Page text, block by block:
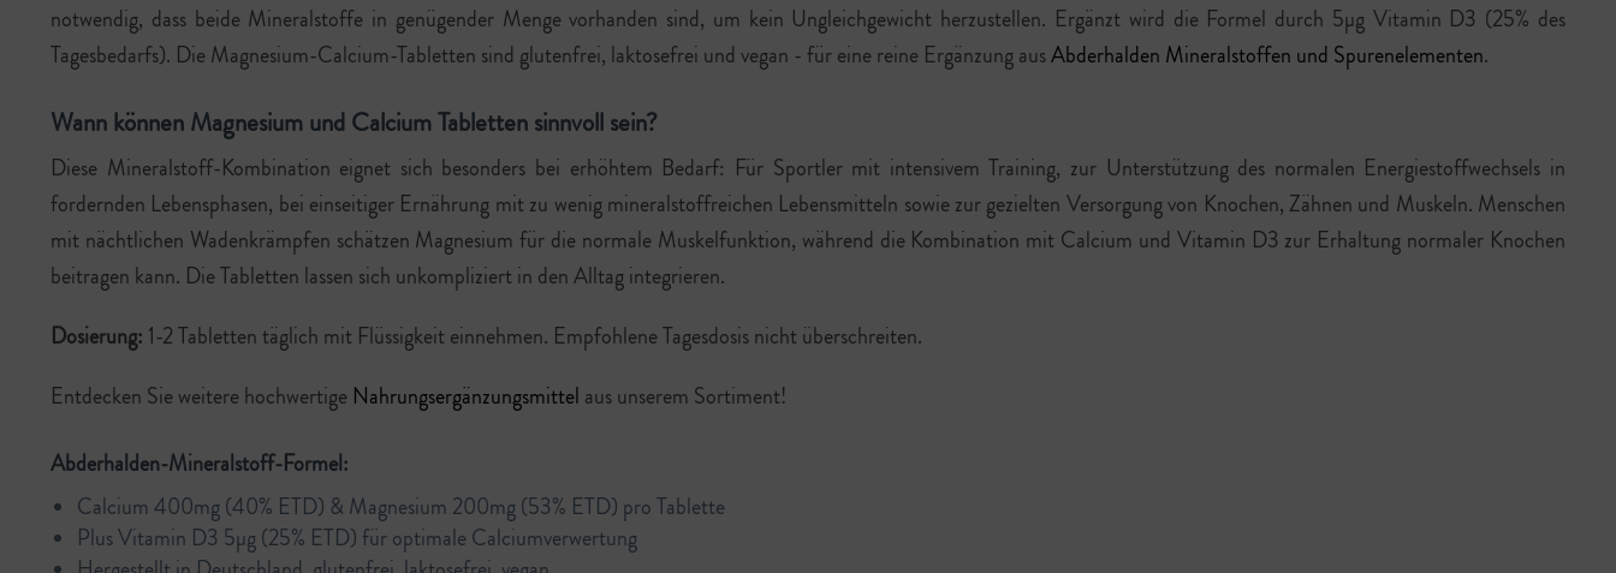
notwendig, dass beide Mineralstoffe in genügender Menge vorhanden sind, um kein Ungleichgewicht herzustellen. Ergänzt wird die Formel durch 5µg Vitamin D3 (25% des
Tagesbedarfs). Die Magnesium-Calcium-Tabletten sind glutenfrei, laktosefrei und vegan - für eine reine Ergänzung ausAbderhalden Mineralstoffen und Spurenelementen.
Wann können Magnesium und Calcium Tabletten sinnvoll sein?
Diese Mineralstoff-Kombination eignet sich besonders bei erhöhtem Bedarf: Für Sportler mit intensivem Training, zur Unterstützung des normalen Energiestoffwechsels in
fordernden Lebensphasen, bei einseitiger Ernährung mit zu wenig mineralstoffreichen Lebensmitteln sowie zur gezielten Versorgung von Knochen, Zähnen und Muskeln. Menschen
mit nächtlichen Wadenkrämpfen schätzen Magnesium für die normale Muskelfunktion, während die Kombination mit Calcium und Vitamin D3 zur Erhaltung normaler Knochen
beitragen kann. Die Tabletten lassen sich unkompliziert in den Alltag integrieren.
Dosierung: 1-2 Tabletten täglich mit Flüssigkeit einnehmen. Empfohlene Tagesdosis nicht überschreiten.
Entdecken Sie weitere hochwertige Nahrungsergänzungsmittel aus unserem Sortiment!
Abderhalden-Mineralstoff-Formel:
Calcium 400mg (40% ETD) & Magnesium 200mg (53% ETD) pro Tablette
Plus Vitamin D3 5µg (25% ETD) für optimale Calciumverwertung